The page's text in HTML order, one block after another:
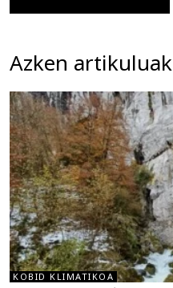
Azken artikuluak
KOBID KLIMATIKOA